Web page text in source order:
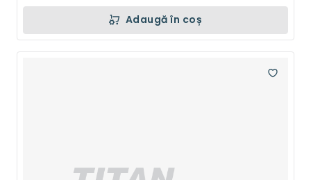
Adaugă în coș